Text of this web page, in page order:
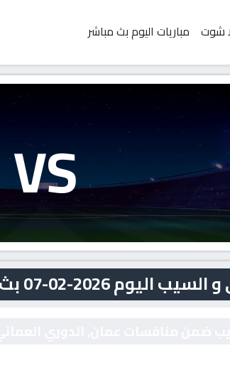
شوت مباريات اليوم بث مباشر
VS
2026-02-07 بث مباشر